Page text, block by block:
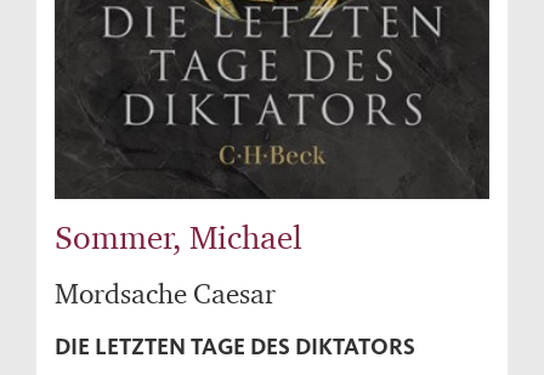
Sommer, Michael
Mordsache Caesar
DIE LETZTEN TAGE DES DIKTATORS